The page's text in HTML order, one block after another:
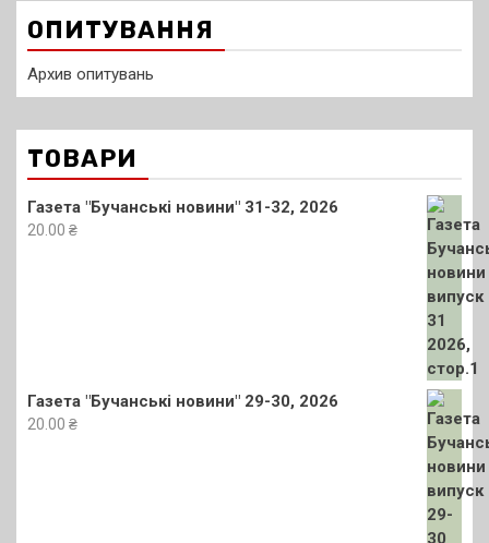
ОПИТУВАННЯ
Архив опитувань
ТОВАРИ
Газета "Бучанські новини" 31-32, 2026
20.00 ₴
Газета "Бучанські новини" 29-30, 2026
20.00 ₴